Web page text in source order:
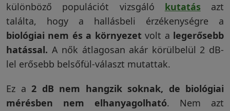
különböző populációt vizsgáló kutatás azt
találta, hogy a hallásbeli érzékenységre a
biológiai nem és a környezetvolt a legerősebb
hatással. A nők átlagosan akár körülbelül 2 dB-
lel erősebb belsőfül-választ mutattak.
Ez a 2 dB nem hangzik soknak, de biológiai
mérésben nem elhanyagolható. Nem azt